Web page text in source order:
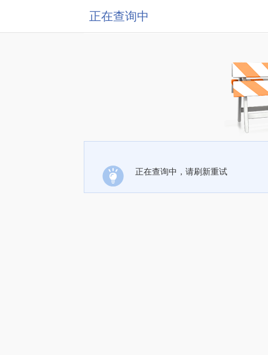
正在查询中
正在查询中，请刷新重试